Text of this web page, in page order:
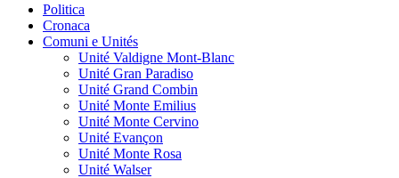
Politica
Cronaca
Comuni e Unités
Unité Valdigne Mont-Blanc
Unité Gran Paradiso
Unité Grand Combin
Unité Monte Emilius
Unité Monte Cervino
Unité Evançon
Unité Monte Rosa
Unité Walser